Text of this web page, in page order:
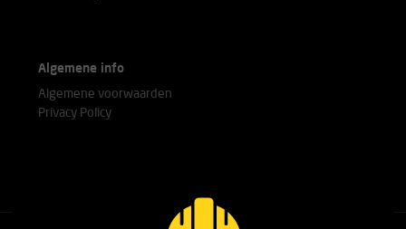
Algemene info
Algemene voorwaarden
Privacy Policy